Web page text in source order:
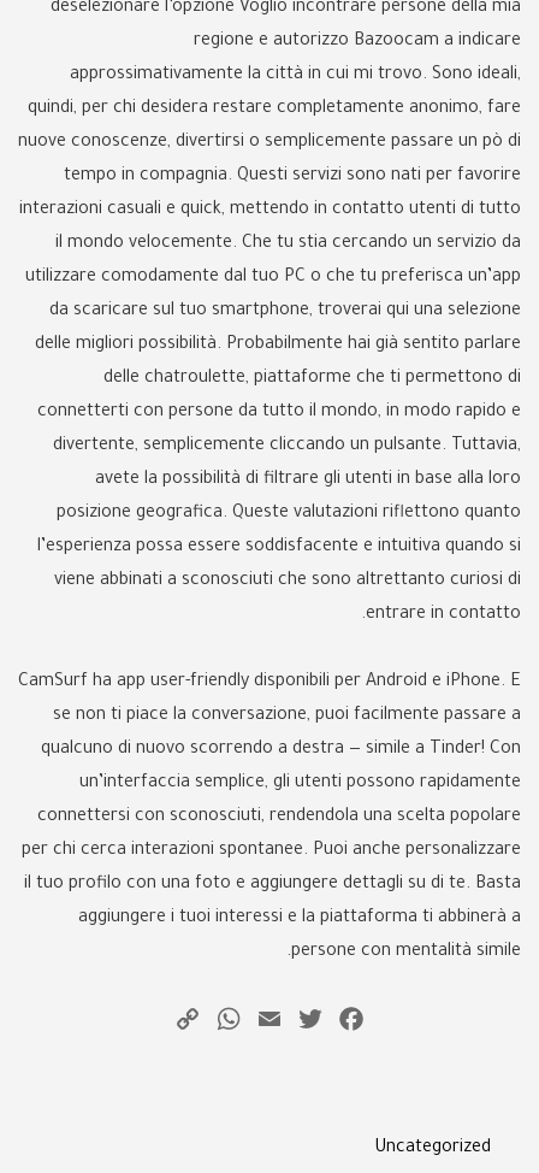
deselezionare l’opzione Voglio incontrare persone della mia
regione e autorizzo Bazoocam a indicare
approssimativamente la città in cui mi trovo. Sono ideali,
quindi, per chi desidera restare completamente anonimo, fare
nuove conoscenze, divertirsi o semplicemente passare un pò di
tempo in compagnia. Questi servizi sono nati per favorire
interazioni casuali e quick, mettendo in contatto utenti di tutto
il mondo velocemente. Che tu stia cercando un servizio da
utilizzare comodamente dal tuo PC o che tu preferisca un’app
da scaricare sul tuo smartphone, troverai qui una selezione
delle migliori possibilità. Probabilmente hai già sentito parlare
delle chatroulette, piattaforme che ti permettono di
connetterti con persone da tutto il mondo, in modo rapido e
divertente, semplicemente cliccando un pulsante. Tuttavia,
avete la possibilità di filtrare gli utenti in base alla loro
posizione geografica. Queste valutazioni riflettono quanto
l’esperienza possa essere soddisfacente e intuitiva quando si
viene abbinati a sconosciuti che sono altrettanto curiosi di
entrare in contatto.
CamSurf ha app user-friendly disponibili per Android e iPhone. E
se non ti piace la conversazione, puoi facilmente passare a
qualcuno di nuovo scorrendo a destra — simile a Tinder! Con
un’interfaccia semplice, gli utenti possono rapidamente
connettersi con sconosciuti, rendendola una scelta popolare
per chi cerca interazioni spontanee. Puoi anche personalizzare
il tuo profilo con una foto e aggiungere dettagli su di te. Basta
aggiungere i tuoi interessi e la piattaforma ti abbinerà a
persone con mentalità simile.
Facebook
Twitter
Email
WhatsApp
Categories
Uncategorized